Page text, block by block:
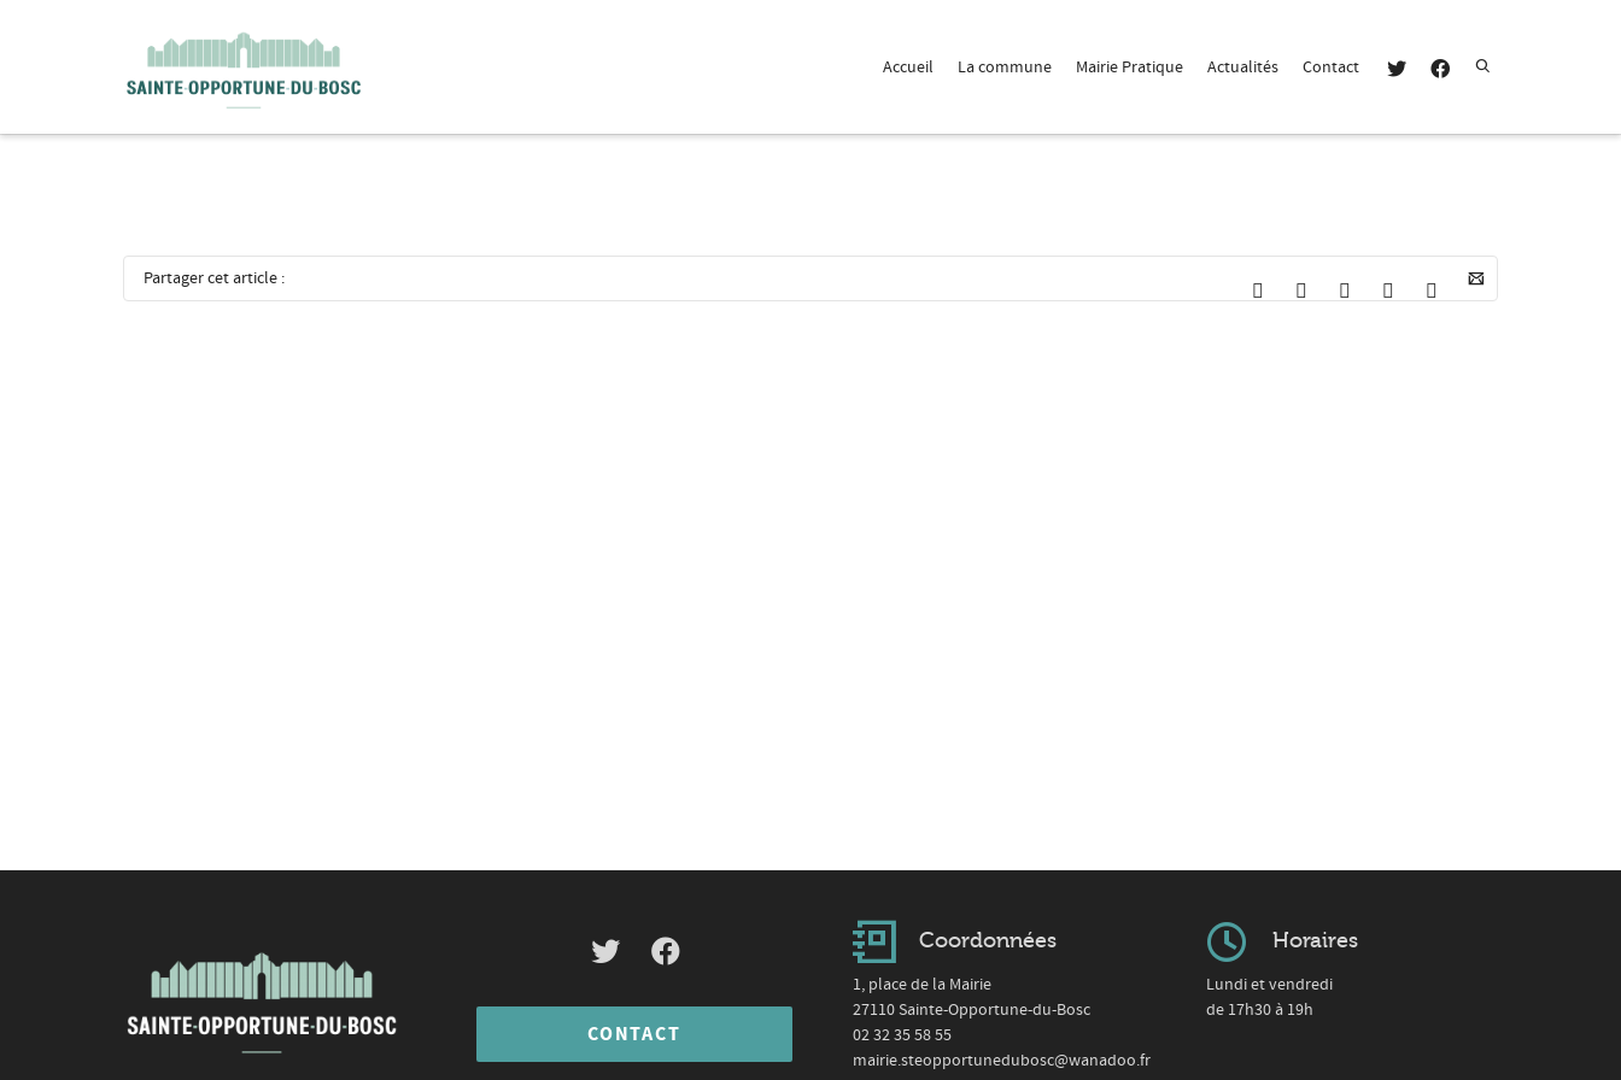
I'm looking forproduct Super Search
Accueil La commune Mairie Pratique Actualités Contact
Partager cet article :
CONTACT
Coordonnées
1, place de la Mairie
27110 Sainte-Opportune-du-Bosc
02 32 35 58 55
mairie.steopportunedubosc@wanadoo.fr
Horaires
Lundi et vendredi
de 17h30 à 19h